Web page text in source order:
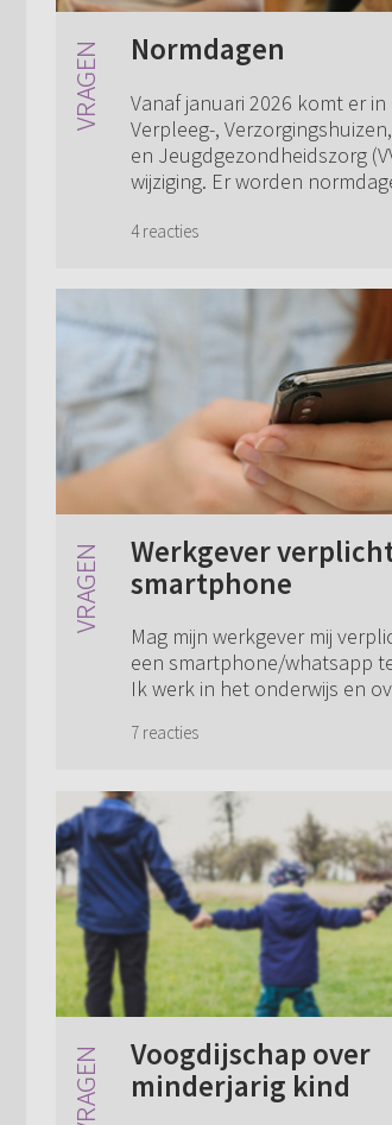
Normdagen
Vanaf januari 2026 komt er in
Verpleeg-,
en Jeugdgezondheidszorg
wijziging. Er worden
contracturen. In mijn geval ...
4 reacties
Werkgever
smartphone
Mag mijn werkgever mij
een smartphone/whatsapp
Ik werk in het onderwijs en
simpele telefoon met alleen
7 reacties
Voogdijschap over
minderjarig kind